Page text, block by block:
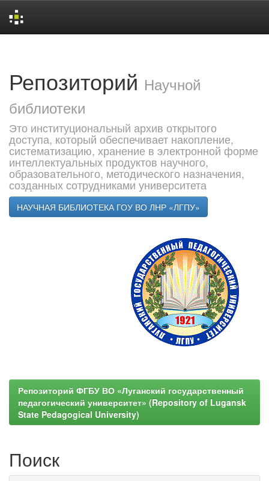
Репозиторий Научной
библиотеки
Это институциональный архив открытого
доступа, который обеспечивает накопление,
систематизацию, хранение в электронной форме
интеллектуальных продуктов научного,
образовательного, методического назначения,
созданных сотрудниками университета
НАУЧНАЯ БИБЛИОТЕКА ГОУ ВО ЛНР «ЛГПУ»
Репозиторий ФГБУ ВО «Луганский государственный
педагогический университет» (Repository of Lugansk
State Pedagogical University)
Поиск